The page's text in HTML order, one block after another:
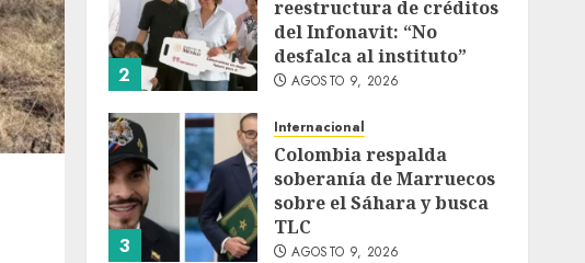
2
reestructura de créditos
del Infonavit: “No
desfalca al instituto”
AGOSTO 9, 2026
3
Internacional
Colombia respalda
soberanía de Marruecos
sobre el Sáhara y busca
TLC
AGOSTO 9, 2026